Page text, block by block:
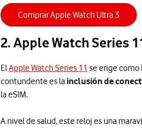
Comprar Apple Watch Ultra 3
2. Apple Watch Series
ElApple Watch Series 11 se erige como
contundente es la inclusión de
la eSIM.
A nivel de salud, este reloj es una